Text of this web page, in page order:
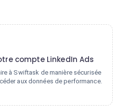
compte LinkedIn Ads
à Swiftask de manière sécurisée
aux données de performance.